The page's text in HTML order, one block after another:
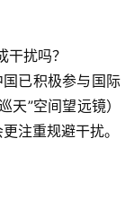
扰吗？
已积极参与国际
”空间望远镜）
注重规避干扰。